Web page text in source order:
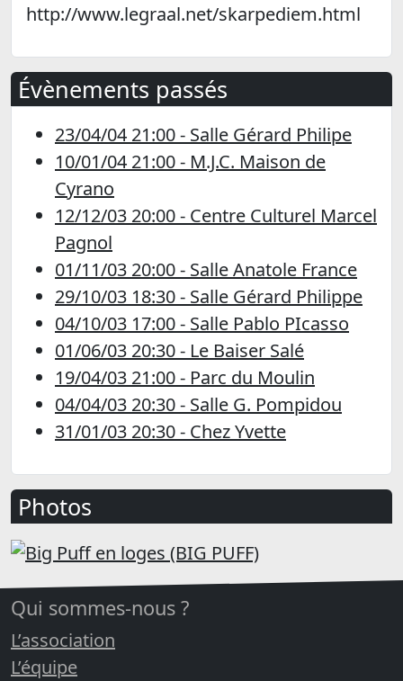
http://www.legraal.net/skarpediem.html
Évènements passés
23/04/04 21:00 - Salle Gérard Philipe
10/01/04 21:00 - M.J.C. Maison de
Cyrano
12/12/03 20:00 - Centre Culturel Marcel
Pagnol
01/11/03 20:00 - Salle Anatole France
29/10/03 18:30 - Salle Gérard Philippe
04/10/03 17:00 - Salle Pablo PIcasso
01/06/03 20:30 - Le Baiser Salé
19/04/03 21:00 - Parc du Moulin
04/04/03 20:30 - Salle G. Pompidou
31/01/03 20:30 - Chez Yvette
Photos
Qui sommes-nous ?
L’association
L’équipe